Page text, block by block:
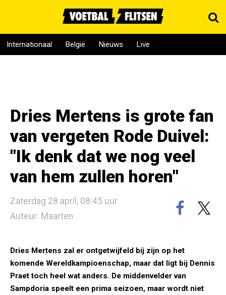
Internationaal België Nieuws Live
Dries Mertens is grote fan
van vergeten Rode Duivel:
"Ik denk dat we nog veel
van hem zullen horen"
Zaterdag 28 april, 08:45 uur
Auteur: Maarten
Dries Mertens zal er ontgetwijfeld bij zijn op het
komende Wereldkampioenschap, maar dat ligt bij Dennis
Praet toch heel wat anders. De middenvelder van
Sampdoria speelt een prima seizoen, maar wordt niet